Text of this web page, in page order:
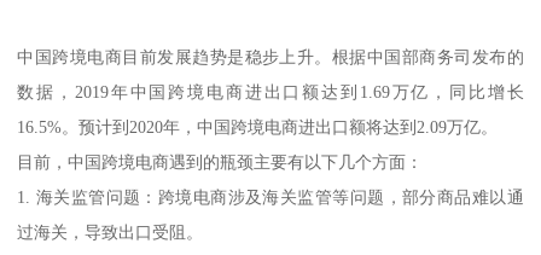
中国跨境电商目前发展趋势是稳步上升。根据中国部商务司发布的
数据，2019年中国跨境电商进出口额达到1.69万亿，同比增长
16.5%。预计到2020年，中国跨境电商进出口额将达到2.09万亿。
目前，中国跨境电商遇到的瓶颈主要有以下几个方面：
1. 海关监管问题：跨境电商涉及海关监管等问题，部分商品难以通
过海关，导致出口受阻。